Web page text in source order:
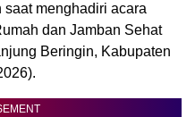
saat menghadiri acara
dan Jamban Sehat
Beringin, Kabupaten